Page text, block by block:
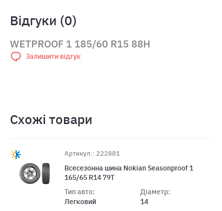
Відгуки (0)
WETPROOF 1 185/60 R15 88H
Залишити відгук
Схожі товари
Артикул:: 222881
Всесезонна шина Nokian Seasonproof 1
165/65 R14 79T
Тип авто:
Легковий
Діаметр:
14